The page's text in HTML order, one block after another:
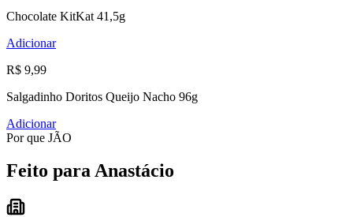
Chocolate KitKat 41,5g
Adicionar
R$ 9,99
Salgadinho Doritos Queijo Nacho 96g
Adicionar
Por que JÃO
Feito para Anastácio